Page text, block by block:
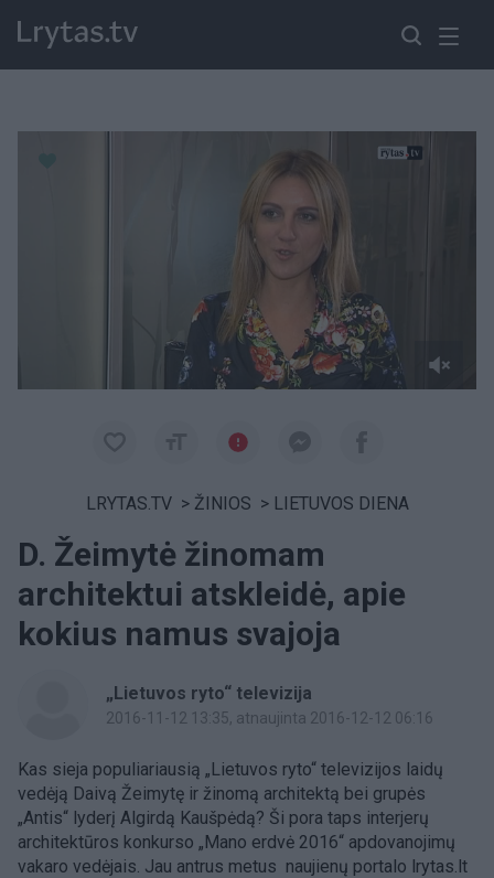
LRYTAS.TV > ŽINIOS > LIETUVOS DIENA
D. Žeimytė žinomam
architektui atskleidė, apie
kokius namus svajoja
„Lietuvos ryto“ televizija
2016-11-12 13:35, atnaujinta 2016-12-12 06:16
Kas sieja populiariausią „Lietuvos ryto“ televizijos laidų
vedėją Daivą Žeimytę ir žinomą architektą bei grupės
„Antis“ lyderį Algirdą Kaušpėdą? Ši pora taps interjerų
architektūros konkurso „Mano erdvė 2016“ apdovanojimų
vakaro vedėjais. Jau antrus metus naujienų portalo lrytas.lt